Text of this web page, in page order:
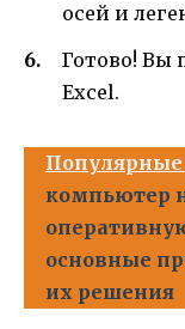
осей и
Готово! Вы
Excel.
Популярные
компьютер
основные
их решения